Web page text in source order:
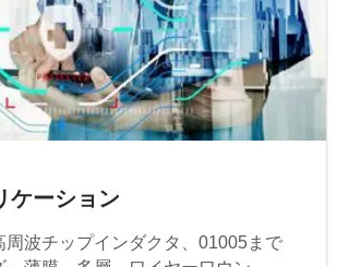
ケーション
周波チップインダクタ、01005まで